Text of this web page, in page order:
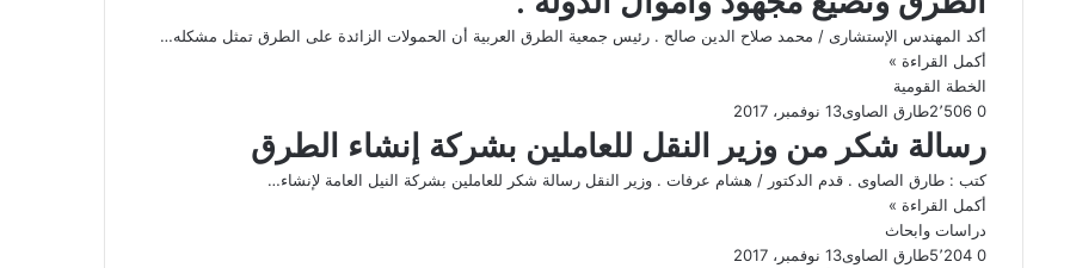
أكد المهندس اﻹستشارى / محمد صلاح الدين صالح . رئيس جمعية الطرق العربية أن الحمولات الزائدة على الطرق تمثل مشكله…
أكمل القراءة »
الخطة القومية
طارق الصاوى13 نوفمبر، 2017 0
رسالة شكر من وزير النقل للعاملين بشركة إنشاء الطرق
كتب : طارق الصاوى . قدم الدكتور / هشام عرفات . وزير النقل رسالة شكر للعاملين بشركة النيل العامة ﻹنشاء…
أكمل القراءة »
دراسات وابحاث
طارق الصاوى13 نوفمبر، 2017 0